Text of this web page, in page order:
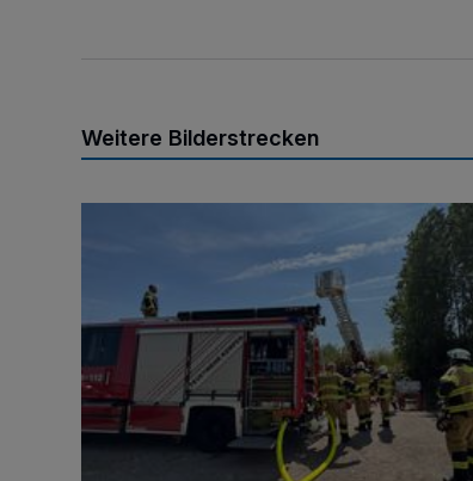
Weitere Bilderstrecken